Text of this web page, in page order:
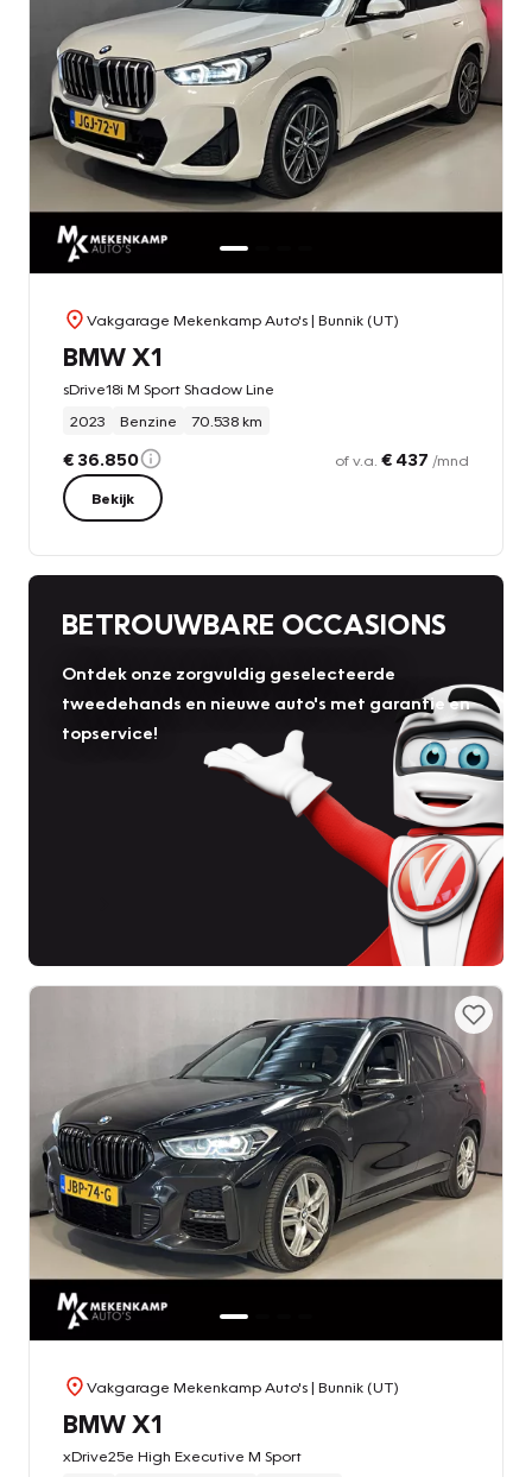
Vakgarage Mekenkamp Auto's| Bunnik (UT)
BMW X1
sDrive18i M Sport Shadow Line
2023
Benzine 70.538 km
€ 36.850 of v.a. € 437 /mnd
Bekijk
BETROUWBARE OCCASIONS
Ontdek onze zorgvuldig geselecteerde
tweedehands en nieuwe auto's met garantie en
topservice!
Vakgarage Mekenkamp Auto's| Bunnik (UT)
BMW X1
xDrive25e High Executive M Sport